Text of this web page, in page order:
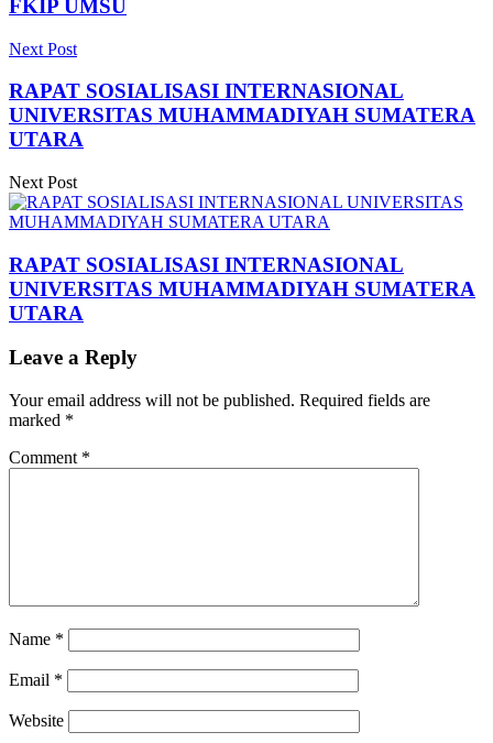
FKIP UMSU
Next Post
RAPAT SOSIALISASI INTERNASIONAL
UNIVERSITAS MUHAMMADIYAH SUMATERA
UTARA
Next Post
RAPAT SOSIALISASI INTERNASIONAL
UNIVERSITAS MUHAMMADIYAH SUMATERA
UTARA
Leave a Reply
Your email address will not be published. Required fields are
marked *
Comment *
Name *
Email *
Website